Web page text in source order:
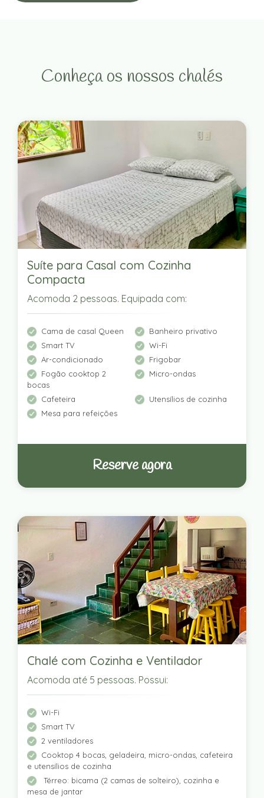
Conheça os nossos chalés
Suíte para Casal com Cozinha
Compacta
Acomoda 2 pessoas. Equipada com:
Cama de casal Queen
Banheiro privativo
Smart TV
Wi-Fi
Ar-condicionado
Frigobar
Fogão cooktop 2
bocas
Micro-ondas
Cafeteira
Utensílios de cozinha
Mesa para refeições
Reserve agora
Chalé com Cozinha e Ventilador
Acomoda até 5 pessoas. Possui:
Wi-Fi
Smart TV
2 ventiladores
Cooktop 4 bocas, geladeira, micro-ondas, cafeteira
e utensílios de cozinha
Térreo: bicama (2 camas de solteiro), cozinha e
mesa de jantar